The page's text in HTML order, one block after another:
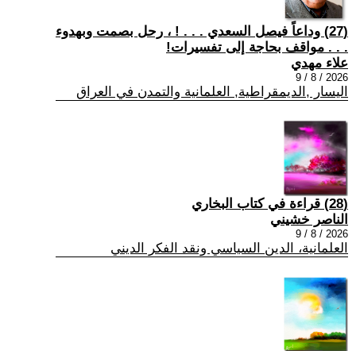
(27) وداعاً فيصل السعدي . . . ! ، رحل بصمت وبهدوء
. . . مواقف بحاجة إلى تفسيرات!
علاء مهدي
2026 / 8 / 9
اليسار ,الديمقراطية, العلمانية والتمدن في العراق
(28) قراءة في كتاب البخاري
الناصر خشيني
2026 / 8 / 9
العلمانية، الدين السياسي ونقد الفكر الديني